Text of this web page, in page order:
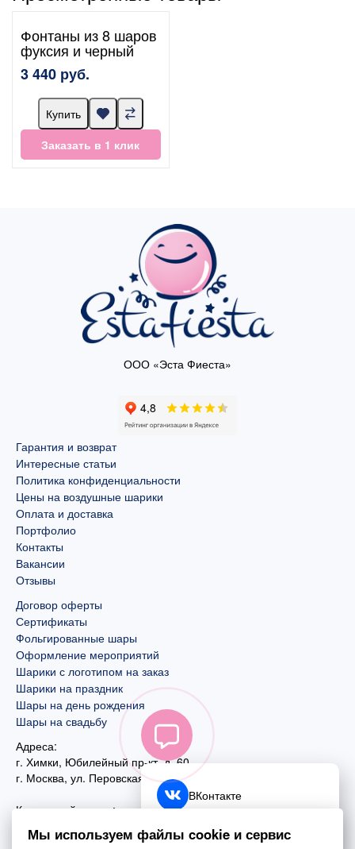
Фонтаны из 8 шаров
фуксия и черный
3 440 руб.
Купить
Заказать в 1 клик
ООО «Эста Фиеста»
Гарантия и возврат
Интересные статьи
Политика конфиденциальности
Цены на воздушные шарики
Оплата и доставка
Портфолио
Контакты
Вакансии
Отзывы
Договор оферты
Сертификаты
Фольгированные шары
Оформление мероприятий
Шарики с логотипом на заказ
Шарики на праздник
Шары на день рождения
Шары на свадьбу
Адреса:
г. Химки, Юбилейный пр-кт, д. 60
г. Москва, ул. Перовская, д. 59
Контактный номер:
+7 (495) 970-44-75
ВКонтакте
Telegram
Мы используем файлы cookie и сервис